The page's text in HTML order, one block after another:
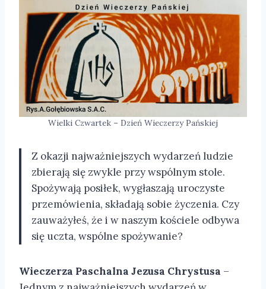
Wielki Czwartek – Dzień Wieczerzy Pańskiej
Z okazji najważniejszych wydarzeń ludzie
zbierają się zwykle przy wspólnym stole.
Spożywają posiłek, wygłaszają uroczyste
przemówienia, składają sobie życzenia. Czy
zauważyłeś, że i w naszym kościele odbywa
się uczta, wspólne spożywanie?
Wieczerza Paschalna Jezusa Chrystusa –